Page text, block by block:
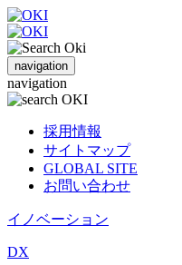
navigation
navigation
採用情報
サイトマップ
GLOBAL SITE
お問い合わせ
イノベーション
DX